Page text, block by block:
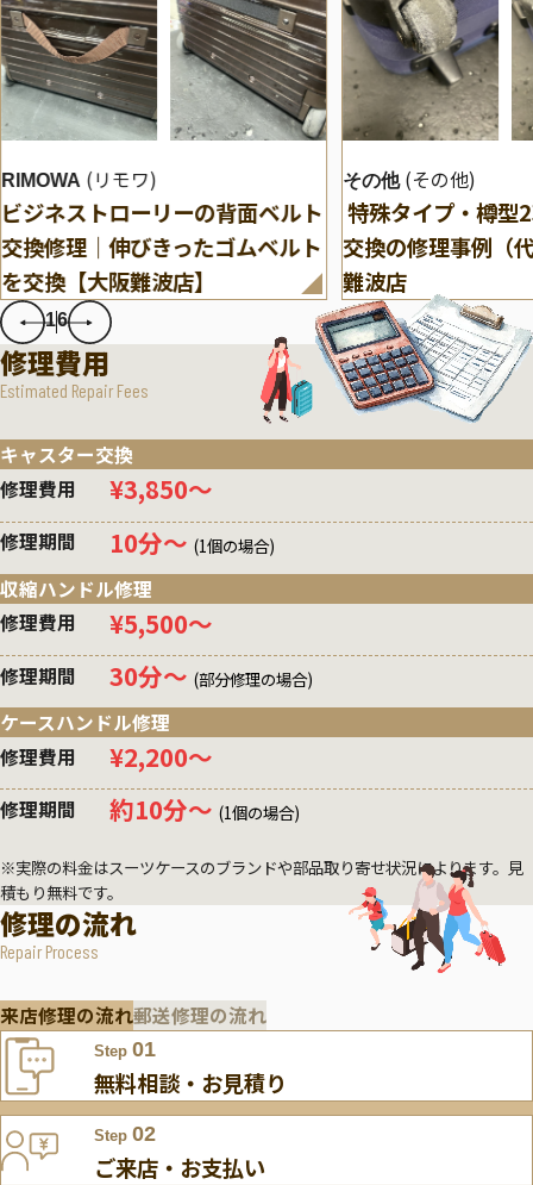
RIMOWA (リモワ)
ビジネストローリーの背面ベルト
交換修理｜伸びきったゴムベルト
を交換【大阪難波店】
その他 (その他)
特殊タイプ・樽型
交換の修理事例（
難波店
16
修理費用
Estimated Repair Fees
キャスター交換
修理費用
¥3,850〜
修理期間 10分〜 (1個の場合)
収縮ハンドル修理
修理費用
¥5,500〜
修理期間 30分〜 (部分修理の場合)
ケースハンドル修理
修理費用
¥2,200〜
修理期間 約10分〜 (1個の場合)
※実際の料金はスーツケースのブランドや部品取り寄せ状況によります。見
積もり無料です。
修理の流れ
Repair Process
来店修理の流れ郵送修理の流れ
Step 01
無料相談・お見積り
Step 02
ご来店・お支払い